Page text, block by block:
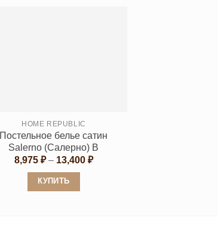
странице
товара.
HOME REPUBLIC
Постельное белье сатин
Salerno (Салерно) B
8,975 ₽ – 13,400 ₽Диапазон
КУПИТЬ